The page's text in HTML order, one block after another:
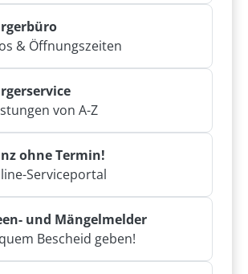
& Öffnungszeiten
von A-Z
ohne Termin!
Serviceportal
und Mängelmelder
Bescheid geben!